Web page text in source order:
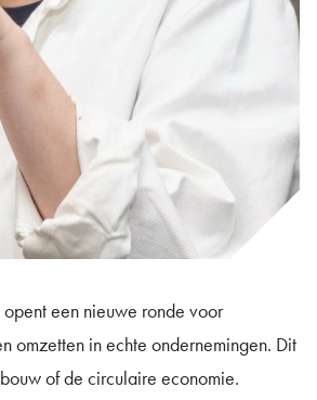
een nieuwe ronde voor
omzetten in echte ondernemingen. Dit
of de circulaire economie.